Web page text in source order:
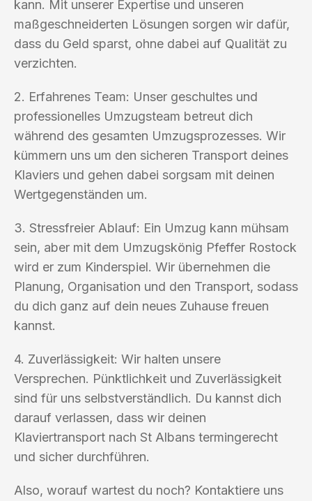
kann. Mit unserer Expertise und unseren
maßgeschneiderten Lösungen sorgen wir dafür,
dass du Geld sparst, ohne dabei auf Qualität zu
verzichten.
2. Erfahrenes Team: Unser geschultes und
professionelles Umzugsteam betreut dich
während des gesamten Umzugsprozesses. Wir
kümmern uns um den sicheren Transport deines
Klaviers und gehen dabei sorgsam mit deinen
Wertgegenständen um.
3. Stressfreier Ablauf: Ein Umzug kann mühsam
sein, aber mit dem Umzugskönig Pfeffer Rostock
wird er zum Kinderspiel. Wir übernehmen die
Planung, Organisation und den Transport, sodass
du dich ganz auf dein neues Zuhause freuen
kannst.
4. Zuverlässigkeit: Wir halten unsere
Versprechen. Pünktlichkeit und Zuverlässigkeit
sind für uns selbstverständlich. Du kannst dich
darauf verlassen, dass wir deinen
Klaviertransport nach St Albans termingerecht
und sicher durchführen.
Also, worauf wartest du noch? Kontaktiere uns